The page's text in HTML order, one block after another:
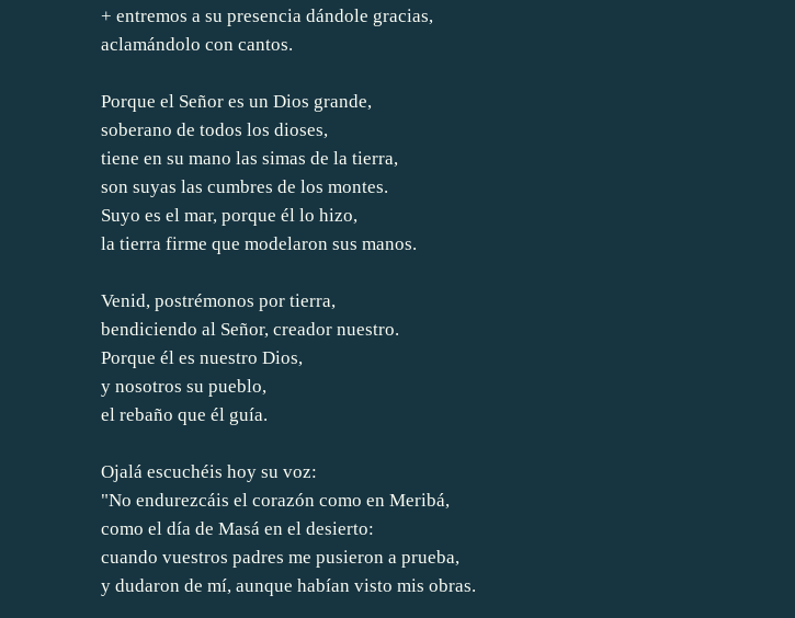
+ entremos a su presencia dándole gracias,
aclamándolo con cantos.
Porque el Señor es un Dios grande,
soberano de todos los dioses,
tiene en su mano las simas de la tierra,
son suyas las cumbres de los montes.
Suyo es el mar, porque él lo hizo,
la tierra firme que modelaron sus manos.
Venid, postrémonos por tierra,
bendiciendo al Señor, creador nuestro.
Porque él es nuestro Dios,
y nosotros su pueblo,
el rebaño que él guía.
Ojalá escuchéis hoy su voz:
"No endurezcáis el corazón como en Meribá,
como el día de Masá en el desierto:
cuando vuestros padres me pusieron a prueba,
y dudaron de mí, aunque habían visto mis obras.